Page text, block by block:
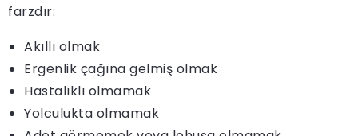
farzdır:
Akıllı olmak
Ergenlik çağına gelmiş olmak
Hastalıklı olmamak
Yolculukta olmamak